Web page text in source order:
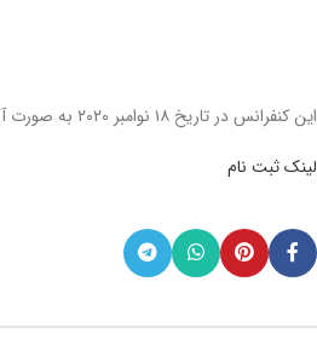
این کنفرانس در تاریخ ۱۸ نوامبر ۲۰۲۰ به صورت آنلاین برگزار می شود .
لینک ثبت نام